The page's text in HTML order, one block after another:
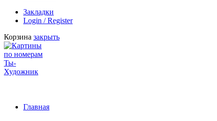
Закладки
Login / Register
Корзина закрыть
Главная